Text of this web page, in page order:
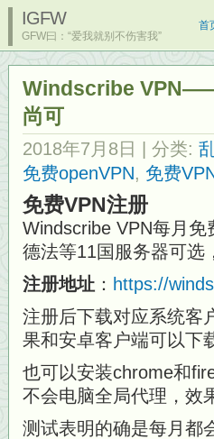
IGFW
GFW曰：“爱我就别不伤害我”
首
Windscribe VPN——
尚可
2018年7月8日 | 分类:
免费openVPN, 免费
免费VPN注册
Windscribe VPN每月
德法等11国服务器可选
注册地址 ： https://
注册后下载对应系统客
果和安卓客户端可以下
也可以安装chrome和
不会电脑全局代理，效
测试表明的确是每月都